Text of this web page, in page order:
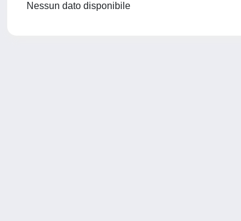
Nessun dato disponibile